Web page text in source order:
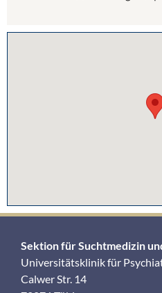
Sektion für Suchtmedizin
Universitätsklinik für
Calwer Str. 14